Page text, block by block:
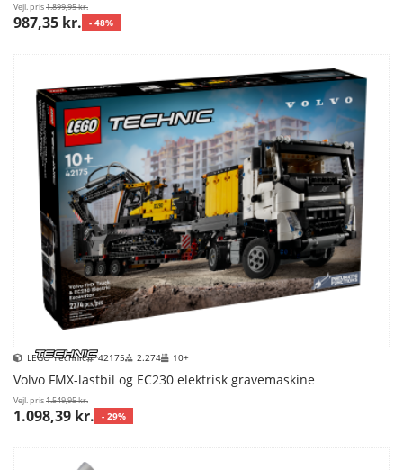
Vejl. pris1.899,95 kr.
987,35 kr. - 48%
LEGO Technic 42175 2.274 10+
Volvo FMX-lastbil og EC230 elektrisk gravemaskine
Vejl. pris1.549,95 kr.
1.098,39 kr. - 29%